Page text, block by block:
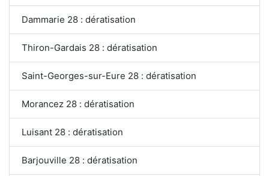
Dammarie 28 : dératisation
Thiron-Gardais 28 : dératisation
Saint-Georges-sur-Eure 28 : dératisation
Morancez 28 : dératisation
Luisant 28 : dératisation
Barjouville 28 : dératisation